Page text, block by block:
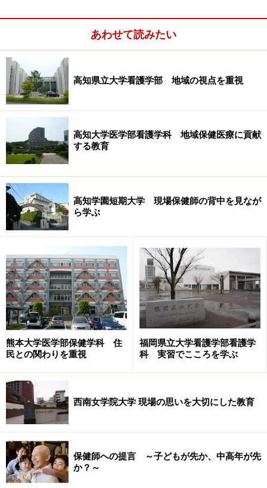
ここでいう単位の読み替えというのは、保健師課程の専
門科目を、看護師課程の似たような内容の科目に置き換
えて取得したことにすることを指します。ちょっと表現
が難しいのですが、わかりやすく大まかに説明すると、
本来はリンゴの勉強をすべきなのに、リンゴを含む果物
全体の勉強をしたことでOKとしてしまうこと、そう考え
てもらえればいいでしょう。これは最近まで行われてき
た統合教育の弊害ともいわれ、学生全員に保健師教育を
したことにする近道のような形で、二重、三重に読み替
えてきた実態も、日本看護協会などが数年前から指摘し
ていました。
学科の男女比は1:9くらい。出身地を見ると、意外にも6
割が県外、とくに兵庫、大阪方面からの学生が多いとい
います。かつて本州から四国に来るには瀬戸内海を船で
渡るしかなかったのが、今では列車や自動車で気軽に往
復できることが影響しているようです。
学生のモチベーションが高い
香川大学で保健師を目指す学生像はどのような人たちな
のか？
あわせて読みたい
高知県立大学看護学部 地域の視点を重視
高知大学医学部看護学科 地域保健医療に貢献
する教育
高知学園短期大学 現場保健師の背中を見なが
ら学ぶ
熊本大学医学部保健学科 住
民との関わりを重視
福岡県立大学看護学部看護学
科 実習でこころを学ぶ
西南女学院大学 現場の思いを大切にした教育
保健師への提言 ～子どもが先か、中高年が先
か？～